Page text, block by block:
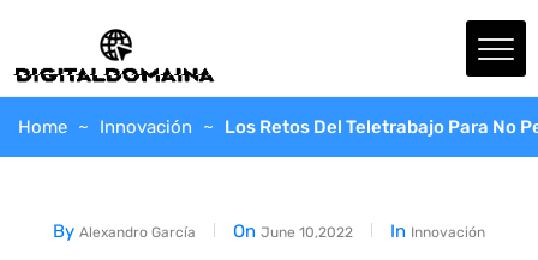
Home Innovación Los Retos Del Teletrabajo Para No
By Alexandro García On June 10,2022 In Innovación